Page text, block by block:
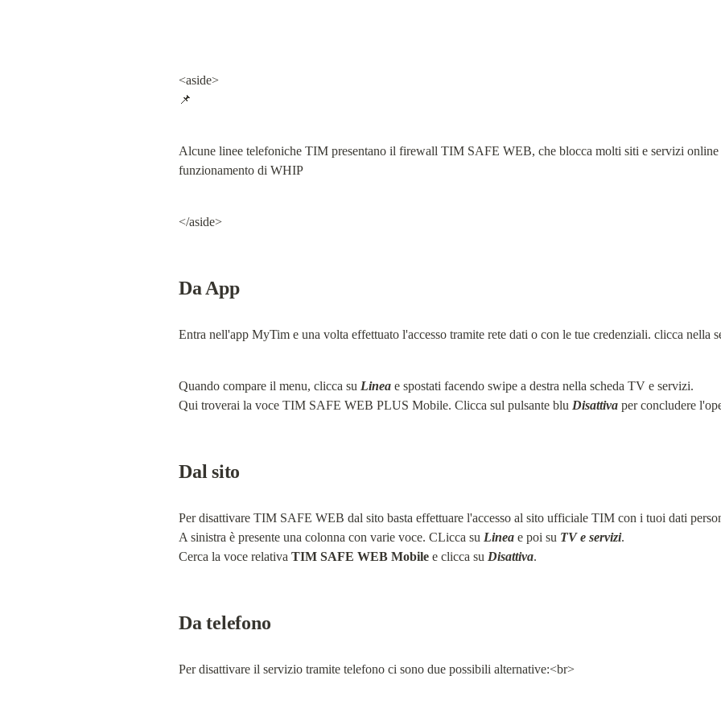
<aside>
📌
Alcune linee telefoniche TIM presentano il firewall TIM SAFE WEB, che blocca molti siti e servizi online
funzionamento di WHIP
</aside>
Da App
Entra nell'app MyTim e una volta effettuato l'accesso tramite rete dati o con le tue credenziali. clicca nella
Quando compare il menu, clicca su Linea e spostati facendo swipe a destra nella scheda TV e servizi.
Qui troverai la voce TIM SAFE WEB PLUS Mobile. Clicca sul pulsante blu Disattiva per concludere
Dal sito
Per disattivare TIM SAFE WEB dal sito basta effettuare l'accesso al sito ufficiale TIM con i tuoi dati
A sinistra è presente una colonna con varie voce. CLicca su Linea e poi su TV e servizi.
Cerca la voce relativa TIM SAFE WEB Mobile e clicca su Disattiva.
Da telefono
Per disattivare il servizio tramite telefono ci sono due possibili alternative:<br>